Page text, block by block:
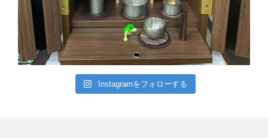
Instagramをフォローする